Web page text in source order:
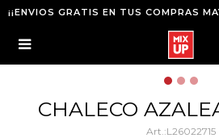
¡¡ENVIOS GRATIS EN TUS COMPRAS

CHALECO
L26022715